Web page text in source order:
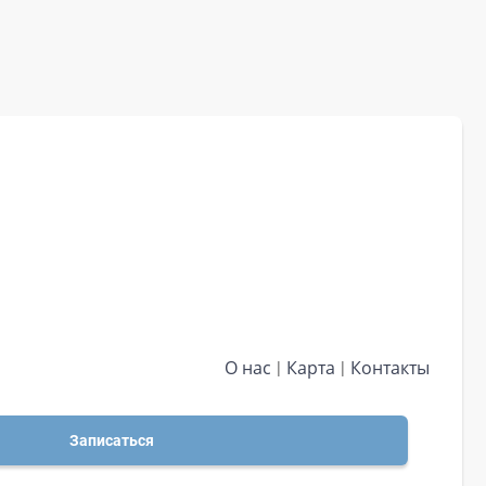
О нас Карта Контакты
Записаться